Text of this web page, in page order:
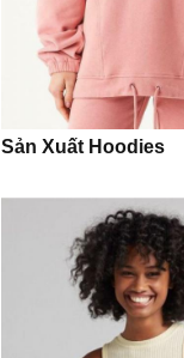
Sản Xuất Hoodies